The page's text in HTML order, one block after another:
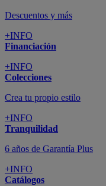
Descuentos y más
+INFO
Financiación
+INFO
Colecciones
Crea tu propio estilo
+INFO
Tranquilidad
6 años de Garantía Plus
+INFO
Catálogos